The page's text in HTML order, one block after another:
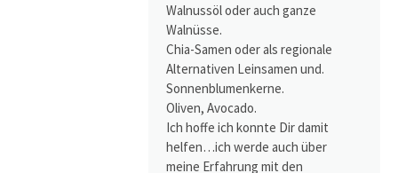
Walnussöl oder auch ganze
Walnüsse.
Chia-Samen oder als regionale
Alternativen Leinsamen und.
Sonnenblumenkerne.
Oliven, Avocado.
Ich hoffe ich konnte Dir damit
helfen…ich werde auch über
meine Erfahrung mit den